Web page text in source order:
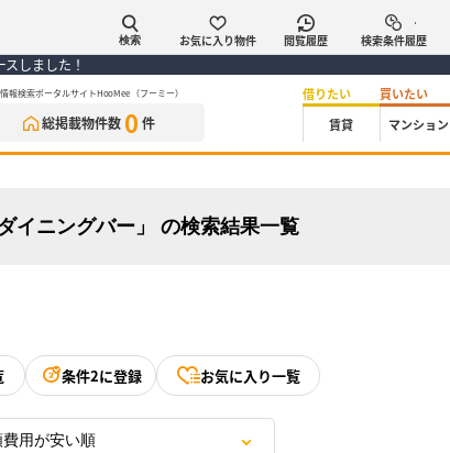
検索 お気に入り物件 閲覧履歴 検索条件履歴
しました！
報検索ポータルサイトHooMee（フーミー）
総掲載物件数 0 件
借りたい
賃貸
買いたい
マンション
イニングバー」 の検索結果一覧
条件2に登録 お気に入り一覧